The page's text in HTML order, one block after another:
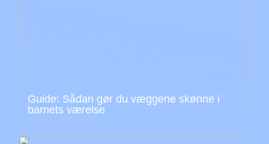
Guide: Sådan gør du væggene skønne i
barnets værelse